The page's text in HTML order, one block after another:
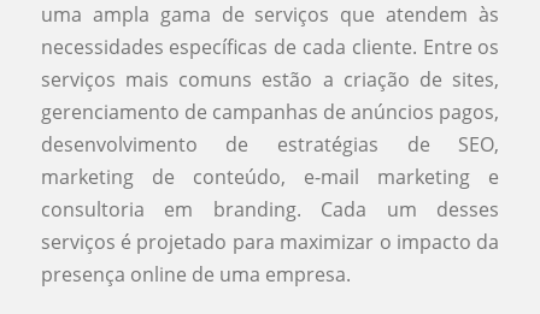
uma ampla gama de serviços que atendem às
necessidades específicas de cada cliente. Entre os
serviços mais comuns estão a criação de sites,
gerenciamento de campanhas de anúncios pagos,
desenvolvimento de estratégias de SEO,
marketing de conteúdo, e-mail marketing e
consultoria em branding. Cada um desses
serviços é projetado para maximizar o impacto da
presença online de uma empresa.